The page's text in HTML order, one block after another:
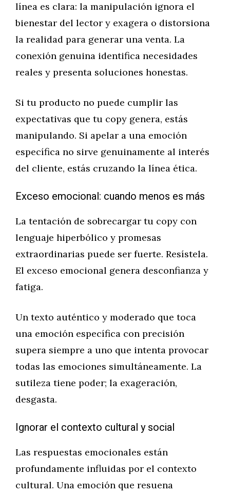
línea es clara: la manipulación ignora el
bienestar del lector y exagera o distorsiona
la realidad para generar una venta. La
conexión genuina identifica necesidades
reales y presenta soluciones honestas.
Si tu producto no puede cumplir las
expectativas que tu copy genera, estás
manipulando. Si apelar a una emoción
específica no sirve genuinamente al interés
del cliente, estás cruzando la línea ética.
Exceso emocional: cuando menos es más
La tentación de sobrecargar tu copy con
lenguaje hiperbólico y promesas
extraordinarias puede ser fuerte. Resístela.
El exceso emocional genera desconfianza y
fatiga.
Un texto auténtico y moderado que toca
una emoción específica con precisión
supera siempre a uno que intenta provocar
todas las emociones simultáneamente. La
sutileza tiene poder; la exageración,
desgasta.
Ignorar el contexto cultural y social
Las respuestas emocionales están
profundamente influidas por el contexto
cultural. Una emoción que resuena